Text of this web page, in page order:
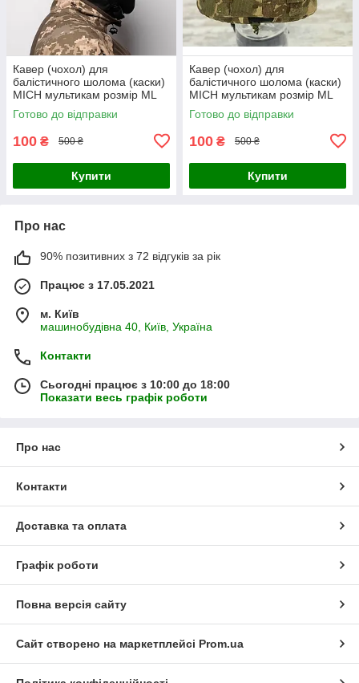
Кавер (чохол) для
балістичного шолома (каски)
MICH мультикам розмір МL
Готово до відправки
100 ₴ 500 ₴
Купити
Кавер (чохол) для
балістичного шолома (каски)
MICH мультикам розмір МL
Готово до відправки
100 ₴ 500 ₴
Купити
Про нас
90% позитивних з 72 відгуків за рік
Працює з 17.05.2021
м. Київ
машинобудівна 40, Київ, Україна
Контакти
Сьогодні працює з 10:00 до 18:00
Показати весь графік роботи
Про нас
Контакти
Доставка та оплата
Графік роботи
Повна версія сайту
Сайт створено на маркетплейсі Prom.ua